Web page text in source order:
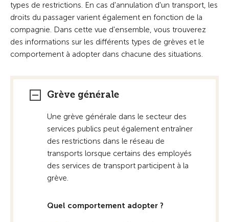
types de restrictions. En cas d'annulation d'un transport, les
droits du passager varient également en fonction de la
compagnie. Dans cette vue d'ensemble, vous trouverez
des informations sur les différents types de grèves et le
comportement à adopter dans chacune des situations.
Grève générale
Une grève générale dans le secteur des
services publics peut également entraîner
des restrictions dans le réseau de
transports lorsque certains des employés
des services de transport participent à la
grève.
Quel comportement adopter ?